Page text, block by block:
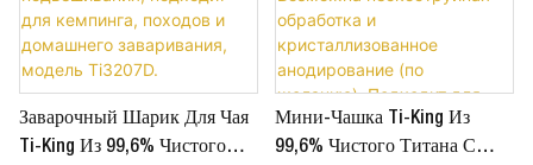
подходят для повседневных
домашних обедов и любых
ситуаций на открытом воздухе.
подходят для повседневных
домашних обедов и любых
ситуаций на открытом воздухе.
обеспечивает надежный захват
для извлечения еды. Доступны
варианты обработки
поверхности: пескоструйная
обработка и кристаллизация, в
зависимости от ваших
коррозионностойкий титан не
придает чаю металлического
привкуса; плотно
закрывающаяся крышка
предотвращает проливание во
время заваривания, а после
Заварочный Шарик Для Чая
Ti-King Из 99,6% Чистого
Мини-Чашка Ti-King Из
99,6% Чистого Титана С